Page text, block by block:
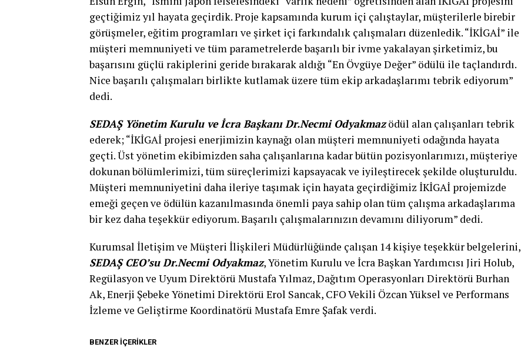
geçtiğimiz yıl hayata geçirdik. Proje kapsamında kurum içi çalıştaylar, müşterilerle birebir
görüşmeler, eğitim programları ve şirket içi farkındalık çalışmaları düzenledik. “İKİGAİ” ile
müşteri memnuniyeti ve tüm parametrelerde başarılı bir ivme yakalayan şirketimiz, bu
başarısını güçlü rakiplerini geride bırakarak aldığı “En Övgüye Değer” ödülü ile taçlandırdı.
Nice başarılı çalışmaları birlikte kutlamak üzere tüm ekip arkadaşlarımı tebrik ediyorum”
dedi.
SEDAŞ Yönetim Kurulu ve İcra Başkanı Dr.Necmi Odyakmazödül alan çalışanları tebrik
ederek; “İKİGAİ projesi enerjimizin kaynağı olan müşteri memnuniyeti odağında hayata
geçti. Üst yönetim ekibimizden saha çalışanlarına kadar bütün pozisyonlarımızı, müşteriye
dokunan bölümlerimizi, tüm süreçlerimizi kapsayacak ve iyileştirecek şekilde oluşturuldu.
Müşteri memnuniyetini daha ileriye taşımak için hayata geçirdiğimiz İKİGAİ projemizde
emeği geçen ve ödülün kazanılmasında önemli paya sahip olan tüm çalışma arkadaşlarıma
bir kez daha teşekkür ediyorum. Başarılı çalışmalarınızın devamını diliyorum” dedi.
Kurumsal İletişim ve Müşteri İlişkileri Müdürlüğünde çalışan 14 kişiye teşekkür belgelerini,
SEDAŞ CEO’su Dr.Necmi Odyakmaz, Yönetim Kurulu ve İcra Başkan Yardımcısı Jiri Holub,
Regülasyon ve Uyum Direktörü Mustafa Yılmaz, Dağıtım Operasyonları Direktörü Burhan
Ak, Enerji Şebeke Yönetimi Direktörü Erol Sancak, CFO Vekili Özcan Yüksel ve Performans
İzleme ve Geliştirme Koordinatörü Mustafa Emre Şafak verdi.
BENZER İÇERIKLER